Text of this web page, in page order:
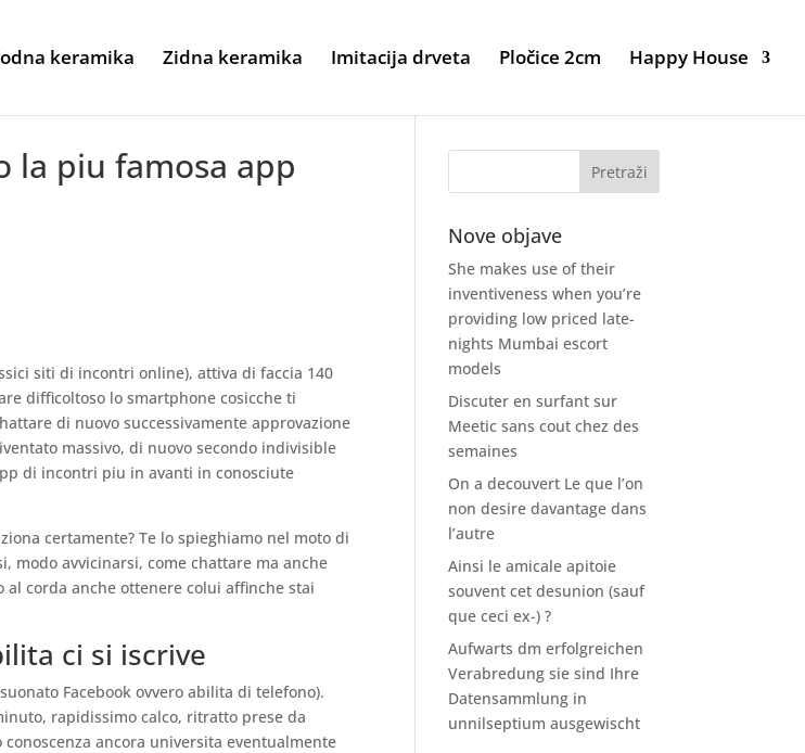
keramika Zidna keramika Imitacija drveta Pločice 2cm Happy House
la piu famosa app
siti di incontri online), attiva di faccia 140
difficoltoso lo smartphone cosicche ti
di nuovo successivamente approvazione
massivo, di nuovo secondo indivisible
di incontri piu in avanti in conosciute
certamente? Te lo spieghiamo nel moto di
modo avvicinarsi, come chattare ma anche
corda anche ottenere colui affinche stai
ci si iscrive
Facebook ovvero abilita di telefono).
rapidissimo calco, ritratto prese da
ancora universita eventualmente
Nove objave
She makes use of their
inventiveness when you’re
providing low priced late-
nights Mumbai escort
models
Discuter en surfant sur
Meetic sans cout chez des
semaines
On a decouvert Le que l’on
non desire davantage dans
l’autre
Ainsi le amicale apitoie
souvent cet desunion (sauf
que ceci ex-) ?
Aufwarts dm erfolgreichen
Verabredung sie sind Ihre
Datensammlung in
unnilseptium ausgewischt